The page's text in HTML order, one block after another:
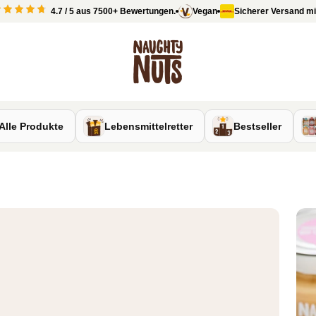
4.7 / 5 aus 7500+ Bewertungen. Vegan Sicherer Versand mit
Naughty Nuts
Produkte Lebensmittelretter Bestseller